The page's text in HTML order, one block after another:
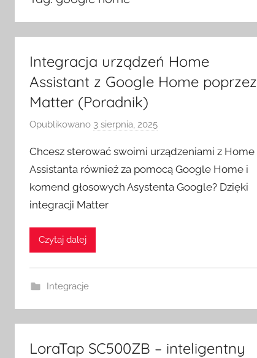
Integracja urządzeń Home
Assistant z Google Home poprzez
Matter (Poradnik)
Opublikowano 3 sierpnia, 2025
z
e
z
h
Chcesz sterować swoimi urządzeniami z Home
Assistanta również za pomocą Google Home i
komend głosowych Asystenta Google? Dzięki
integracji Matter
Czytaj dalej
Integracje
LoraTap SC500ZB – inteligentny